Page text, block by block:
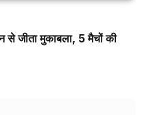
से जीता मुकाबला, 5 मैचों की